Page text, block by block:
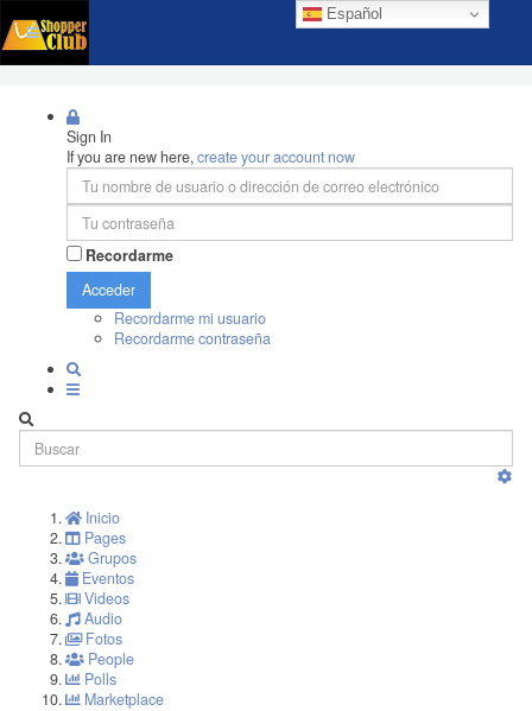
Español
Sign In
If you are new here,create your account now
Recordarme
Acceder
Recordarme mi usuario
Recordarme contraseña
Inicio
Pages
Grupos
Eventos
Videos
Audio
Fotos
People
Polls
Marketplace